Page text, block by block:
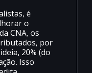
é
o
CNA, os
por
20% (do
Isso